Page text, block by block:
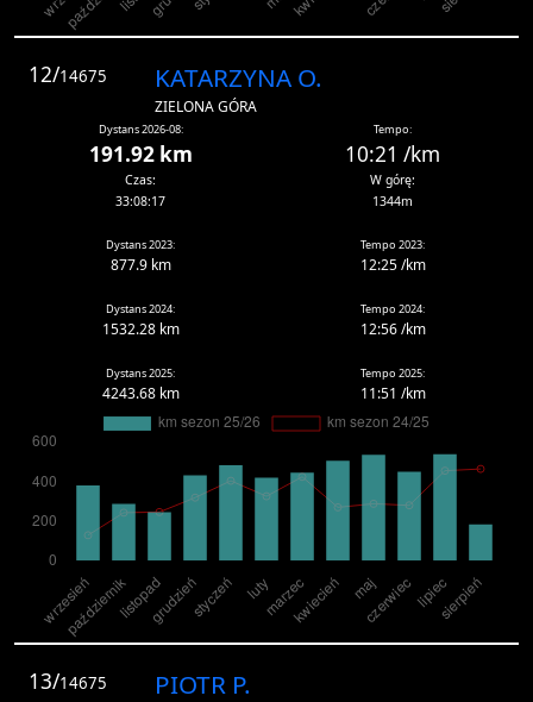
12/14675 KATARZYNA O.
ZIELONA GÓRA
Dystans 2026-08:
191.92 km
Tempo:
10:21 /km
Czas:
33:08:17
W górę:
1344m
Dystans 2023:
877.9 km
Tempo 2023:
12:25 /km
Dystans 2024:
1532.28 km
Tempo 2024:
12:56 /km
Dystans 2025:
4243.68 km
Tempo 2025:
11:51 /km
13/14675 PIOTR P.